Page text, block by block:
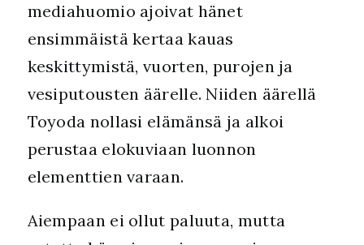
mediahuomio ajoivat hänet
ensimmäistä kertaa kauas
keskittymistä, vuorten, purojen ja
vesiputousten äärelle. Niiden äärellä
Toyoda nollasi elämänsä ja alkoi
perustaa elokuviaan luonnon
elementtien varaan.
Aiempaan ei ollut paluuta, mutta